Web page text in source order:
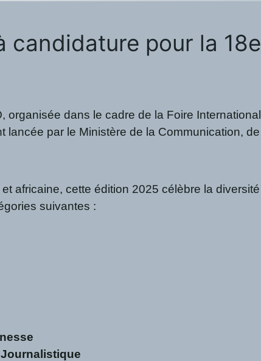
candidature pour la
organisée dans le cadre de la Foire
lancée par le Ministère de la Communication,
africaine, cette édition 2025 célèbre la
suivantes :